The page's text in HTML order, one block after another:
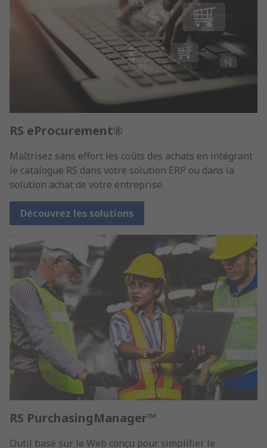
RS eProcurement®
Maîtrisez sans effort les coûts des achats en intégrant
le catalogue RS dans votre solution ERP ou dans la
solution achat de votre entreprise.
Découvrez les solutions
RS PurchasingManager™
Outil basé sur le Web conçu pour simplifier le